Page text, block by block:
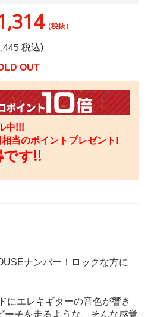
（税抜）
税込)
OUT
中!!!
相当のポイントプレゼント!
す!!
ナンバー！ロックな方に
にエレキギターの音色が響き
ーチを走るような、そんな感覚